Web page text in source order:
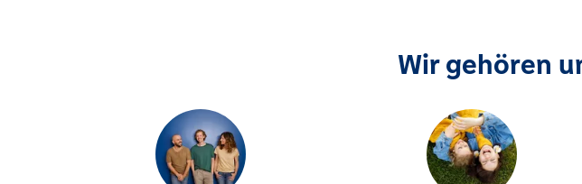
Wir gehören